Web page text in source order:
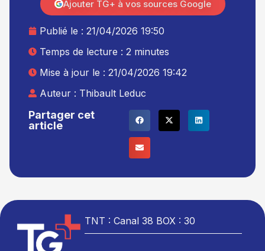
Partager cet
article
Publié le : 21/04/2026 19:50
Temps de lecture : 2 minutes
Mise à jour le : 21/04/2026 19:42
Auteur : Thibault Leduc
Ajouter TG+ à vos sources Google
TNT : Canal 38 BOX : 30